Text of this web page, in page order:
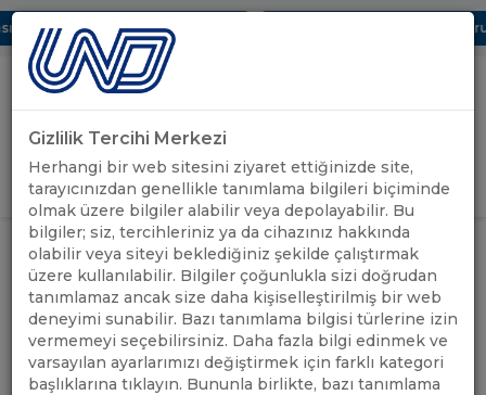
Dijital UBAK Bölümü Hakkında UND, Yunanistan Vize
Uluslararası Nakliyeciler Derneği
GİRİŞ YAP
ANASAYFA /
ÖNEMLİ
DUYURULAR
/
LETONYA TEKTİP GEÇİŞ
BELGELERİ TÜKENDİ
LETONYA TEKTİP GEÇİŞ
BELGELERİ TÜKENDİ
Gizlilik Tercihi Merkezi
Herhangi bir web sitesini ziyaret ettiğinizde site,
tarayıcınızdan genellikle tanımlama bilgileri biçiminde
olmak üzere bilgiler alabilir veya depolayabilir. Bu
bilgiler; siz, tercihleriniz ya da cihazınız hakkında
olabilir veya siteyi beklediğiniz şekilde çalıştırmak
üzere kullanılabilir. Bilgiler çoğunlukla sizi doğrudan
tanımlamaz ancak size daha kişiselleştirilmiş bir web
deneyimi sunabilir. Bazı tanımlama bilgisi türlerine izin
vermemeyi seçebilirsiniz. Daha fazla bilgi edinmek ve
varsayılan ayarlarımızı değiştirmek için farklı kategori
başlıklarına tıklayın. Bununla birlikte, bazı tanımlama